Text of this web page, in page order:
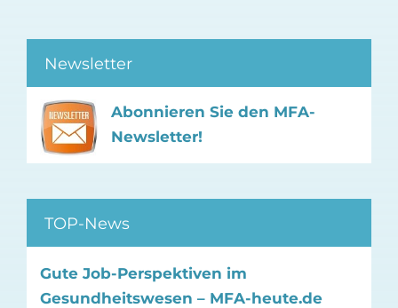
Newsletter
Abonnieren Sie den MFA-
Newsletter!
TOP-News
Gute Job-Perspektiven im
Gesundheitswesen – MFA-heute.de